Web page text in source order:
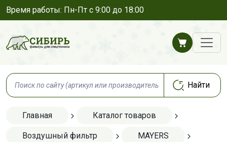
Время работы: Пн-Пт с 9:00 до 18:00
Главная Каталог товаров
Воздушный фильтр MAYERS